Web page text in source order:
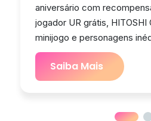
aniversário com
jogador UR grátis, HITOSHI
minijogo e personagens
Saiba Mais